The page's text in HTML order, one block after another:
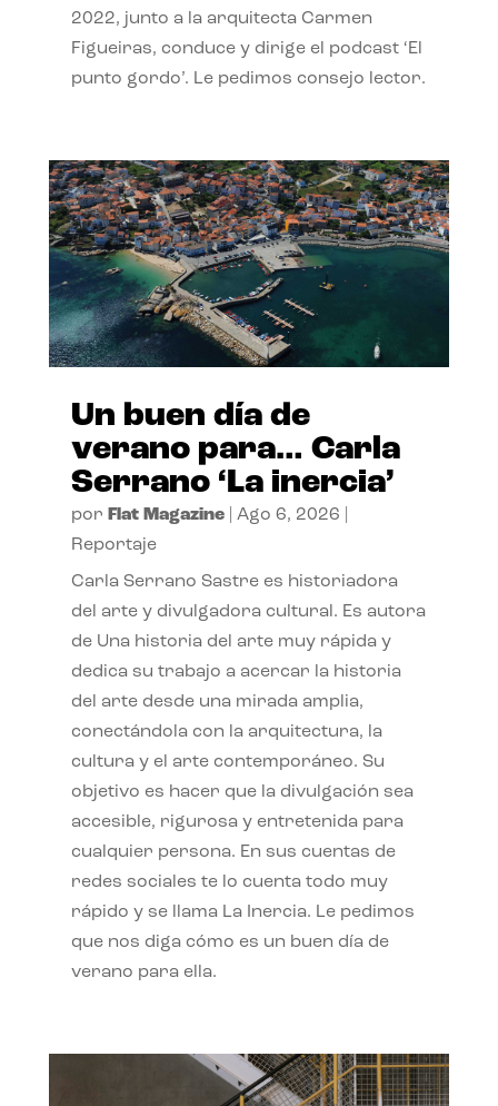
2022, junto a la arquitecta Carmen
Figueiras, conduce y dirige el podcast ‘El
punto gordo’. Le pedimos consejo lector.
Un buen día de
verano para… Carla
Serrano ‘La inercia’
por Flat Magazine| Ago 6, 2026
Reportaje
Carla Serrano Sastre es historiadora
del arte y divulgadora cultural. Es autora
de Una historia del arte muy rápida y
dedica su trabajo a acercar la historia
del arte desde una mirada amplia,
conectándola con la arquitectura, la
cultura y el arte contemporáneo. Su
objetivo es hacer que la divulgación sea
accesible, rigurosa y entretenida para
cualquier persona. En sus cuentas de
redes sociales te lo cuenta todo muy
rápido y se llama La Inercia. Le pedimos
que nos diga cómo es un buen día de
verano para ella.